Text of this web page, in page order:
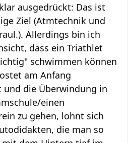
ausgedrückt: Das ist
Ziel (Atmtechnik und
Allerdings bin ich
dass ein Triathlet
schwimmen können
am Anfang
und die Überwindung in
einen
zu gehen, lohnt sich
die man so